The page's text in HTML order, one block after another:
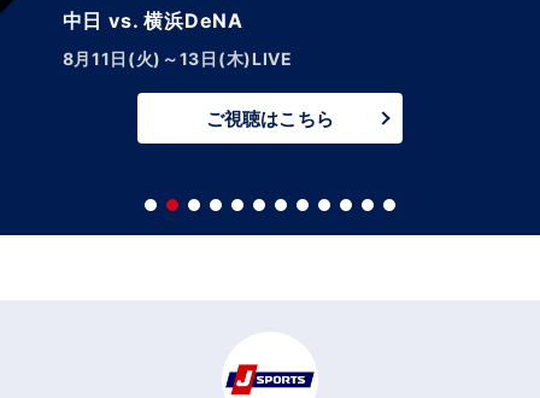
中日 vs. 横浜DeNA
8月11日(火)～13日(木)LIVE
ご視聴はこちら